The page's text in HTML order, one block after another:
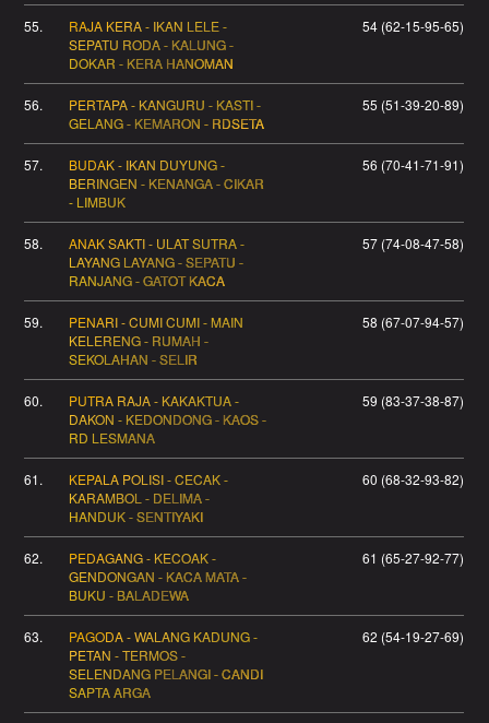
55.
RAJA KERA - IKAN LELE -
SEPATU RODA - KALUNG -
DOKAR - KERA HANOMAN
54 (62-15-95-65)
56.
PERTAPA - KANGURU - KASTI -
GELANG - KEMARON - RDSETA
55 (51-39-20-89)
57.
BUDAK - IKAN DUYUNG -
BERINGEN - KENANGA - CIKAR
- LIMBUK
56 (70-41-71-91)
58.
ANAK SAKTI - ULAT SUTRA -
LAYANG LAYANG - SEPATU -
RANJANG - GATOT KACA
57 (74-08-47-58)
59.
PENARI - CUMI CUMI - MAIN
KELERENG - RUMAH -
SEKOLAHAN - SELIR
58 (67-07-94-57)
60.
PUTRA RAJA - KAKAKTUA -
DAKON - KEDONDONG - KAOS -
RD LESMANA
59 (83-37-38-87)
61.
KEPALA POLISI - CECAK -
KARAMBOL - DELIMA -
HANDUK - SENTIYAKI
60 (68-32-93-82)
62.
PEDAGANG - KECOAK -
GENDONGAN - KACA MATA -
BUKU - BALADEWA
61 (65-27-92-77)
63.
PAGODA - WALANG KADUNG -
PETAN - TERMOS -
SELENDANG PELANGI - CANDI
SAPTA ARGA
62 (54-19-27-69)